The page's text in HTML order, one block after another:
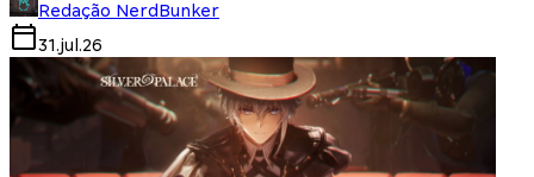
Redação NerdBunker
31.jul.26